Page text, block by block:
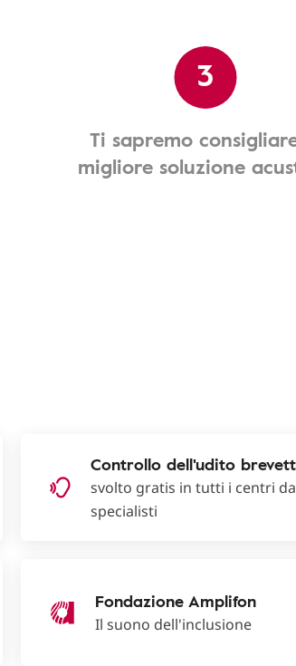
3
Ti sapremo
migliore soluzione
Controllo dell'udito
svolto gratis in tutti i centri
specialisti
Fondazione Amplifon
Il suono dell'inclusione